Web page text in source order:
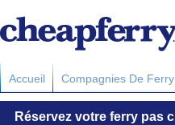
Accueil Compagnies De Ferry